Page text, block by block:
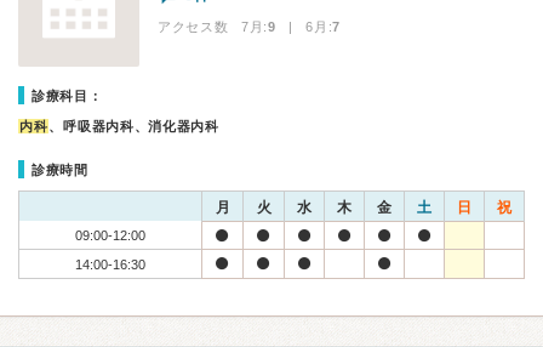
アクセス数 7月:9 | 6月:7
診療科目：
内科、呼吸器内科、消化器内科
診療時間
月 火 水 木 金 土 日 祝
09:00-12:00
14:00-16:30